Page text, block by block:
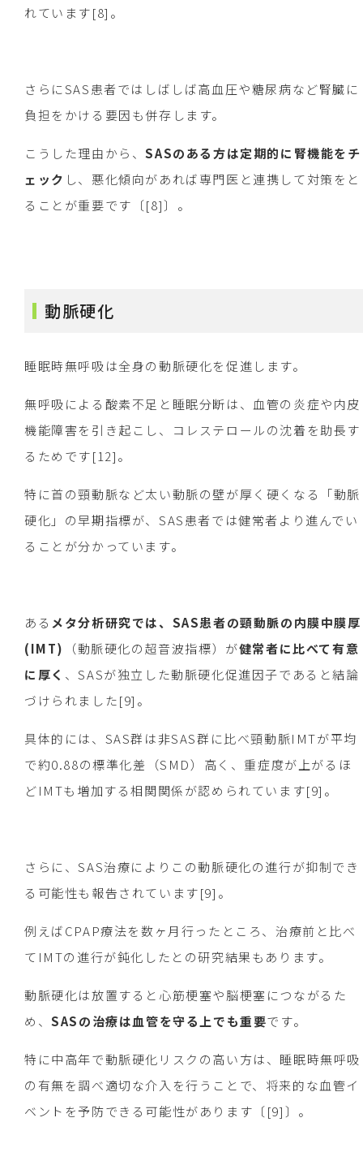
れています[8]。
さらにSAS患者ではしばしば高血圧や糖尿病など腎臓に
負担をかける要因も併存します。
こうした理由から、SASのある方は定期的に腎機能をチ
ェック し、悪化傾向があれば専門医と連携して対策をと
ることが重要です〔[8]〕。
動脈硬化
睡眠時無呼吸は全身の動脈硬化を促進します。
無呼吸による酸素不足と睡眠分断は、血管の炎症や内皮
機能障害を引き起こし、コレステロールの沈着を助長す
るためです[12]。
特に首の頸動脈など太い動脈の壁が厚く硬くなる「動脈
硬化」の早期指標が、SAS患者では健常者より進んでい
ることが分かっています。
ある メタ分析研究では、SAS患者の頸動脈の内膜中膜厚
(IMT)
（動脈硬化の超音波指標）が健常者に比べて有意
に厚く 、SASが独立した動脈硬化促進因子であると結論
づけられました[9]。
具体的には、SAS群は非SAS群に比べ頸動脈IMTが平均
で約0.88の標準化差（SMD）高く、重症度が上がるほ
どIMTも増加する相関関係が認められています[9]。
さらに、SAS治療によりこの動脈硬化の進行が抑制でき
る可能性も報告されています[9]。
例えばCPAP療法を数ヶ月行ったところ、治療前と比べ
てIMTの進行が鈍化したとの研究結果もあります。
動脈硬化は放置すると心筋梗塞や脳梗塞につながるた
め、SASの治療は血管を守る上でも重要です。
特に中高年で動脈硬化リスクの高い方は、睡眠時無呼吸
の有無を調べ適切な介入を行うことで、将来的な血管イ
ベントを予防できる可能性があります〔[9]〕。